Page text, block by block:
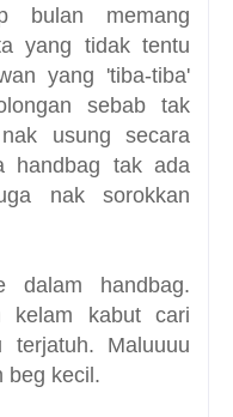
bulan memang
yang tidak tentu
yang 'tiba-tiba'
sebab tak
usung secara
handbag tak ada
nak sorokkan
handbag.
kelam kabut cari
terjatuh. Maluuuu
beg kecil.